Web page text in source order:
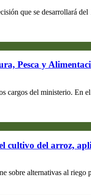
que se desarrollará del
Pesca y
del ministerio. En
cultivo del arroz,
alternativas al riego